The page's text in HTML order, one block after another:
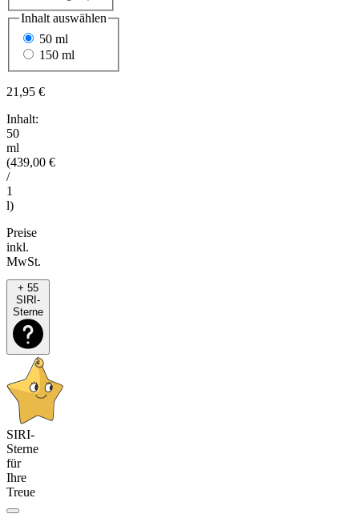
Inhaltauswählen
50 ml
150 ml
21,95 €
Inhalt:
50
ml
(439,00 €
/
1
l)
Preise
inkl.
MwSt.
+ 55
SIRI-
Sterne
SIRI-
Sterne
für
Ihre
Treue